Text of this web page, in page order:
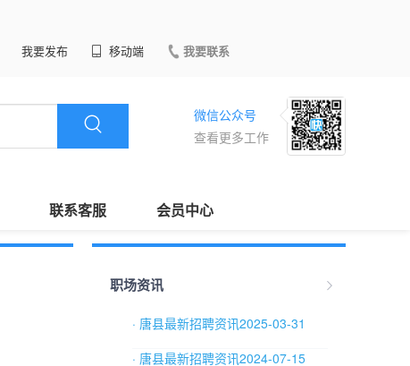
我要发布
移动端 我要联系
微信公众号
查看更多工作
联系客服 会员中心
职场资讯
· 唐县最新招聘资讯2025-03-31
· 唐县最新招聘资讯2024-07-15